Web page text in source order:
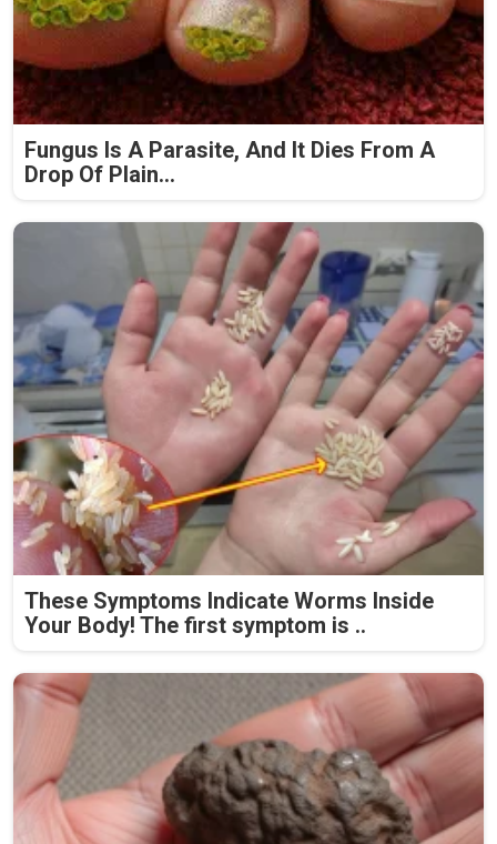
Fungus Is A Parasite, And It Dies From A
Drop Of Plain...
These Symptoms Indicate Worms Inside
Your Body! The first symptom is ..